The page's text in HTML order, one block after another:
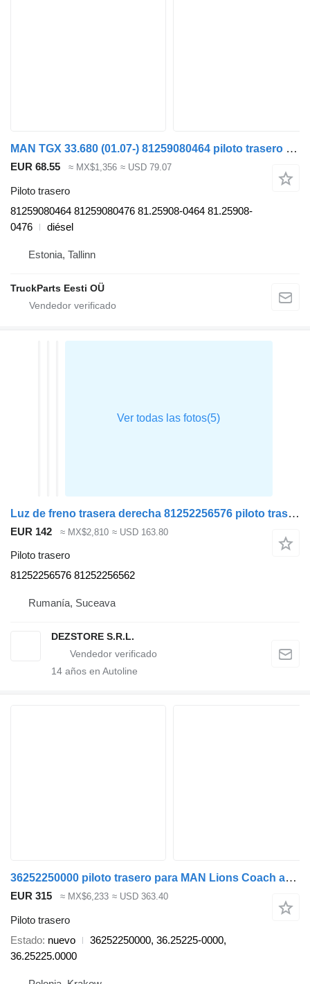
MAN TGX 33.680 (01.07-) 81259080464 piloto trasero para MAN TGL, TGM, TGS, TGX (2005-2021) cabeza tractora
EUR 68.55 ≈ MX$1,356 ≈ USD 79.07
Piloto trasero
81259080464 81259080476 81.25908-0464 81.25908-
0476
diésel
Estonia, Tallinn
TruckParts Eesti OÜ
Luz de freno trasera derecha 81252256576 piloto trasero para MAN TGX cabeza tractora
EUR 142 ≈ MX$2,810 ≈ USD 163.80
Piloto trasero
81252256576 81252256562
Rumanía, Suceava
DEZSTORE S.R.L.
14 años en Autoline
36252250000 piloto trasero para MAN Lions Coach autobús
EUR 315 ≈ MX$6,233 ≈ USD 363.40
Piloto trasero
Estado nuevo
36252250000, 36.25225-0000,
36.25225.0000